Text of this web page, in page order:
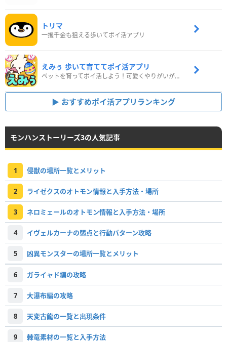
トリマ
一攫千金も狙える歩いてポイ活アプリ
えみぅ 歩いて育ててポイ活アプリ
ペットを育ってポイ活しよう！可愛くやりがいがある新感覚アプリ
おすすめポイ活アプリランキング
モンハンストーリーズ3の人気記事
1 侵獣の場所一覧とメリット
2 ライゼクスのオトモン情報と入手方法・場所
3 ネロミェールのオトモン情報と入手方法・場所
4 イヴェルカーナの弱点と行動パターン攻略
5 凶異モンスターの場所一覧とメリット
6 ガライャド編の攻略
7 大瀑布編の攻略
8 天変古龍の一覧と出現条件
9 棘竜素材の一覧と入手方法